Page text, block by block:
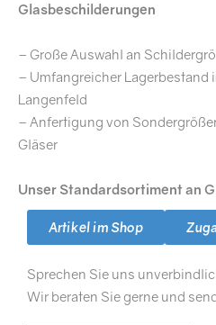
Glasbeschilderungen
– Große Auswahl an
– Umfangreicher Lagerbestand
Langenfeld
– Anfertigung von
Gläser
Unser Standardsortiment an
Artikel im Shop
Sprechen Sie uns
Wir beraten Sie gerne und